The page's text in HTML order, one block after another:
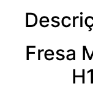
Fresa